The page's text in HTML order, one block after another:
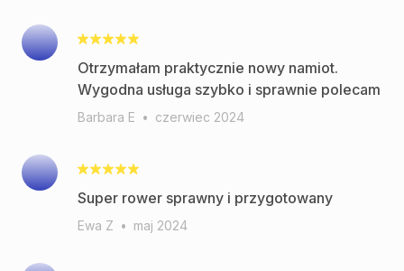
Otrzymałam praktycznie nowy namiot.
Wygodna usługa szybko i sprawnie polecam
Barbara E • czerwiec 2024
Super rower sprawny i przygotowany
Ewa Z • maj 2024